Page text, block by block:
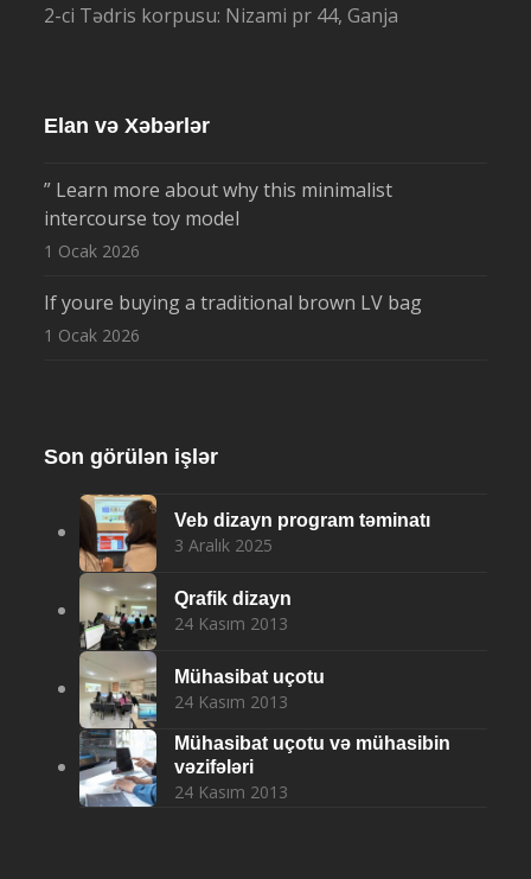
2-ci Tədris korpusu: Nizami pr 44, Ganja
Elan və Xəbərlər
” Learn more about why this minimalist
intercourse toy model
1 Ocak 2026
If youre buying a traditional brown LV bag
1 Ocak 2026
Son görülən işlər
Veb dizayn program təminatı
3 Aralık 2025
Qrafik dizayn
24 Kasım 2013
Mühasibat uçotu
24 Kasım 2013
Mühasibat uçotu və mühasibin
vəzifələri
24 Kasım 2013